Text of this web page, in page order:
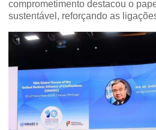
comprometimento destacou o
sustentável, reforçando as